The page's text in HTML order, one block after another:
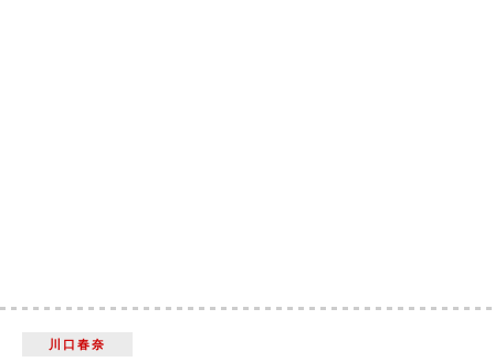
川口春奈